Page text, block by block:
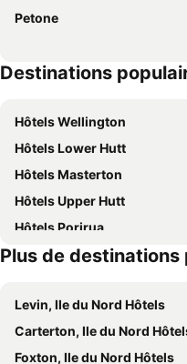
Petone
Destinations
Hôtels Wellington
Hôtels Lower Hutt
Hôtels Masterton
Hôtels Upper Hutt
Hôtels Porirua
Plus de destinations
Levin, Ile du Nord Hôtels
Carterton, Ile du Nord
Foxton, Ile du Nord Hôtels